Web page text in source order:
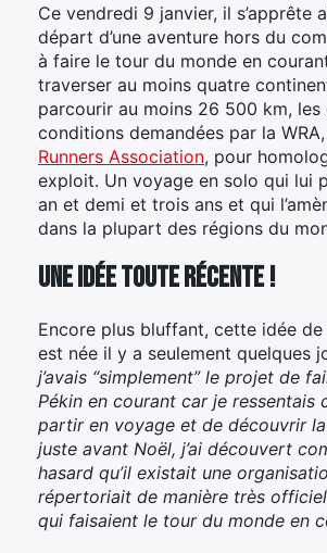
Ce vendredi 9 janvier, il s’apprête
départ d’une aventure hors du
à faire le tour du monde en
traverser au moins quatre
parcourir au moins 26 500 km,
conditions demandées par la
Runners Association, pour
exploit. Un voyage en solo qui lui
an et demi et trois ans et qui
dans la plupart des régions du
Une idée toute récente !
Encore plus bluffant, cette idée
est née il y a seulement quelques
j’avais “simplement” le projet de
Pékin en courant car je ressentais
partir en voyage et de découvrir la
juste avant Noël, j’ai découvert
hasard qu’il existait une
répertoriait de manière très
qui faisaient le tour du monde en